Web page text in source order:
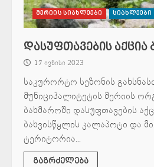
მერიის სიახლეები სიახლეები
დასუფთავების აქცია
17 ივნისი 2023
საკურორტო სეზონის
მუნიციპალიტეტის მერიის
ბახმაროში დასუფთავების
ბახვისწყლის კალაპოტი და
ტერიტორია...
გაგრძელება